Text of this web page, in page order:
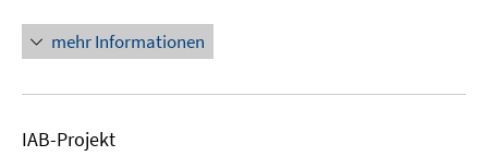
mehr Informationen
IAB-Projekt